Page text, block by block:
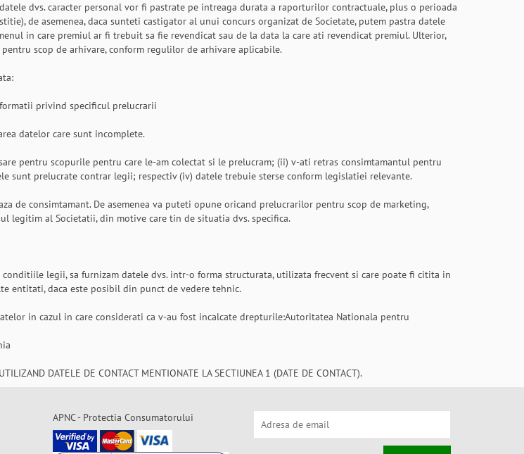
dvs. caracter personal vor fi pastrate pe intreaga durata a raporturilor contractuale, plus o perioada
de asemenea, daca sunteti castigator al unui concurs organizat de Societate, putem pastra datele
in care premiul ar fi trebuit sa fie revendicat sau de la data la care ati revendicat premiul. Ulterior,
scop de arhivare, conform regulilor de arhivare aplicabile.
privind specificul prelucrarii
datelor care sunt incomplete.
pentru scopurile pentru care le-am colectat si le prelucram; (ii) v-ati retras consimtamantul pentru
sunt prelucrate contrar legii; respectiv (iv) datele trebuie sterse conform legislatiei relevante.
de consimtamant. De asemenea va puteti opune oricand prelucrarilor pentru scop de marketing,
legitim al Societatii, din motive care tin de situatia dvs. specifica.
legii, sa furnizam datele dvs. intr-o forma structurata, utilizata frecvent si care poate fi citita in
entitati, daca este posibil din punct de vedere tehnic.
in cazul in care considerati ca v-au fost incalcate drepturile:Autoritatea Nationala pentru
DATELE DE CONTACT MENTIONATE LA SECTIUNEA 1 (DATE DE CONTACT).
APNC - Protectia Consumatorului